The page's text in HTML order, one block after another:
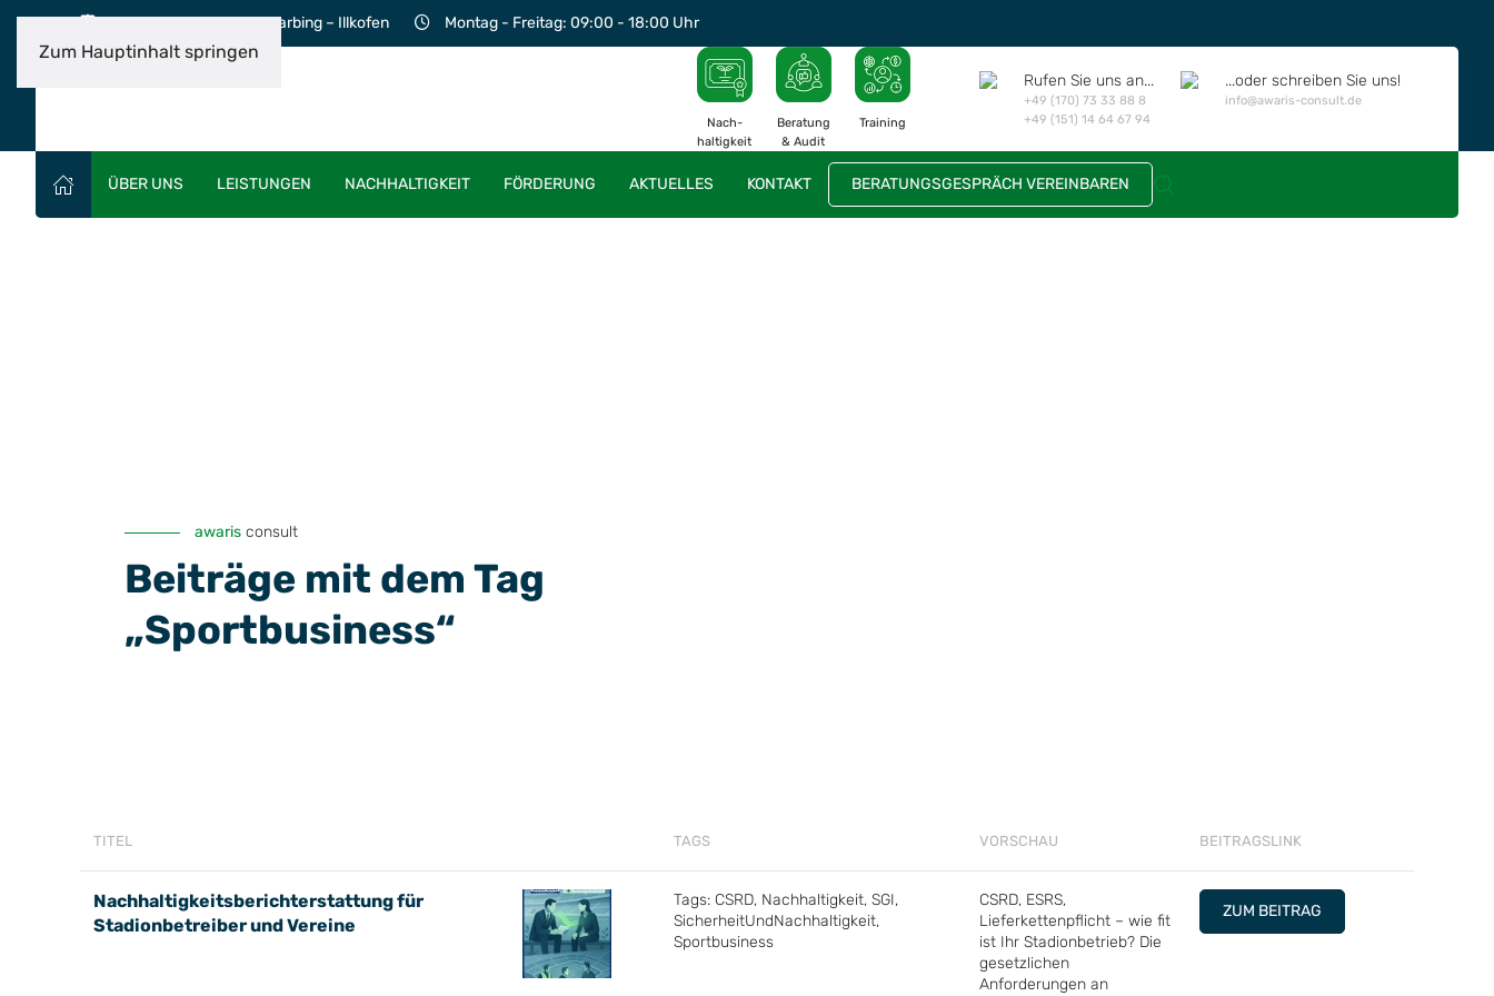
Zum Hauptinhalt springen
Lerchenweg 5, 93092 Barbing – Illkofen Montag - Freitag: 09:00 - 18:00 Uhr
Nach-
haltigkeit
Beratung
& Audit
Training
Rufen Sie uns an...
+49 (170) 73 33 88 8
+49 (151) 14 64 67 94
...oder schreiben Sie uns!
info@awaris-consult.de
ÜBER UNS LEISTUNGEN NACHHALTIGKEIT FÖRDERUNG AKTUELLES KONTAKT BERATUNGSGESPRÄCH VEREINBAREN
awaris consult
Beiträge mit dem Tag
„Sportbusiness“
TITEL TAGS VORSCHAU BEITRAGSLINK
Nachhaltigkeitsberichterstattung für
Stadionbetreiber und Vereine
Tags: CSRD, Nachhaltigkeit, SGI,
SicherheitUndNachhaltigkeit,
Sportbusiness
CSRD, ESRS,
Lieferkettenpflicht – wie fit
ist Ihr Stadionbetrieb? Die
gesetzlichen
Anforderungen an
ZUM BEITRAG